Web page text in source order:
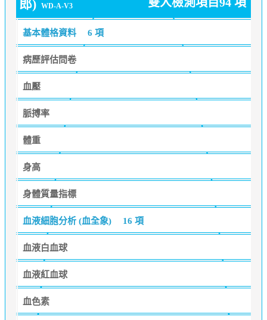
郎) WD-A-V3
基本體格資料 6 項
病歷評估問卷
血壓
脈搏率
體重
身高
身體質量指標
血液細胞分析 (血全象) 16 項
血液白血球
血液紅血球
血色素